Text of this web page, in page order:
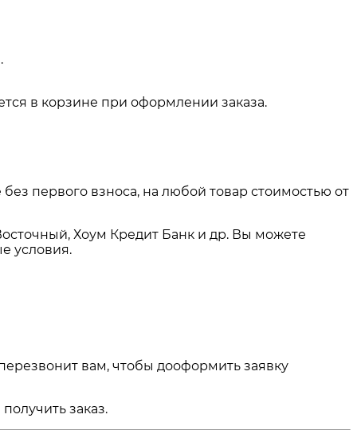
в корзине при оформлении заказа.
первого взноса, на любой товар стоимостью от
Хоум Кредит Банк и др. Вы можете
условия.
вам, чтобы дооформить заявку
заказ.